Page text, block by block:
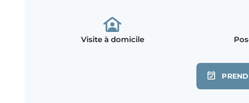
Visite à domicile